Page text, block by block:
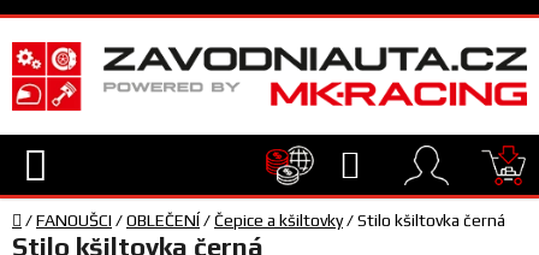
Přejít
na
obsah
Hledat
TECHNIKA
Domů
/FANOUŠCI /OBLEČENÍ/Čepice a kšiltovky/Stilo kšiltovka černá
Stilo kšiltovka černá